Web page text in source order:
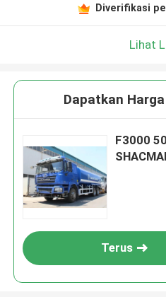
Diverifikasi
Lihat
Dapatkan
F3000
Terus